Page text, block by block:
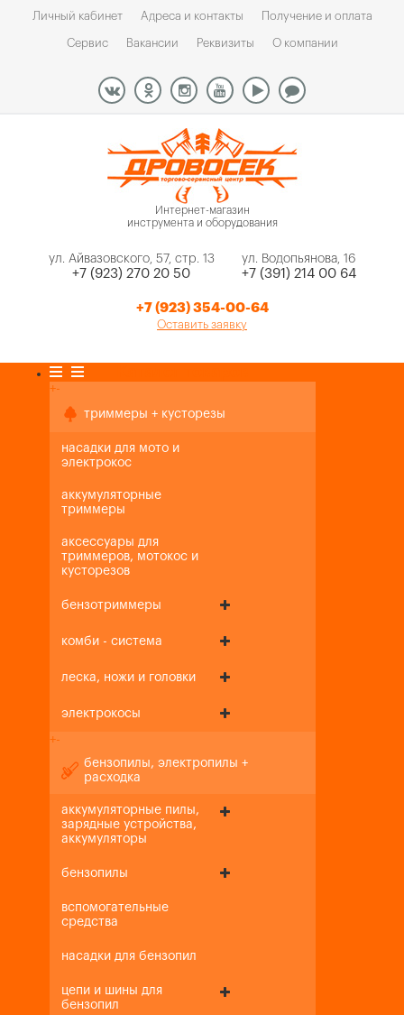
Личный кабинет Адреса и контакты Получение и оплата
Сервис Вакансии Реквизиты О компании
Интернет-магазин
инструмента и оборудования
ул. Айвазовского, 57, стр. 13
+7 (923) 270 20 50
ул. Водопьянова, 16
+7 (391) 214 00 64
+7 (923) 354-00-64
Оставить заявку
+-
триммеры + кусторезы
насадки для мото и
электрокос
аккумуляторные
триммеры
аксессуары для
триммеров, мотокос и
кусторезов
бензотриммеры
комби - система
леска, ножи и головки
электрокосы
+-
бензопилы, электропилы +
расходка
аккумуляторные пилы,
зарядные устройства,
аккумуляторы
бензопилы
вспомогательные
средства
насадки для бензопил
цепи и шины для
бензопил